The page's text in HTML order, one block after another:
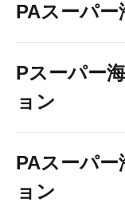
PAスーパ
Pスーパー
ョン
PAスーパ
ョン